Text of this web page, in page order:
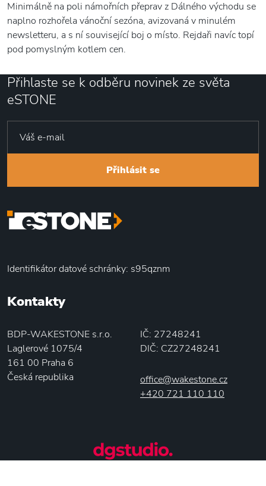
Minimálně na poli námořních přeprav z Dálného východu se
naplno rozhořela vánoční sezóna, avizovaná v minulém
newsletteru, a s ní související boj o místo. Rejdaři navíc topí
pod pomyslným kotlem cen.
Přihlaste se k odběru novinek ze světa
eSTONE
Přihlásit se
Identifikátor datové schránky: s95qznm
Kontakty
BDP-WAKESTONE s.r.o.
Laglerové 1075/4
161 00 Praha 6
Česká republika
IČ: 27248241
DIČ: CZ27248241
office@wakestone.cz
+420 721 110 110